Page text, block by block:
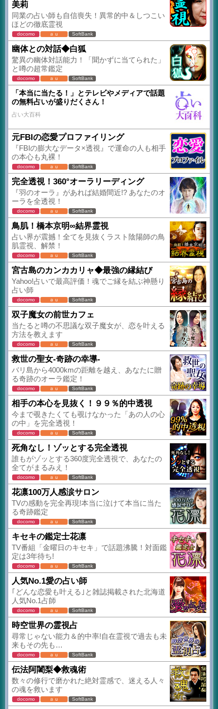
美莉
同業の占い師も自信喪失！異常的中＆しつこい
ほどの徹底霊視
docomo ａｕ SoftBank
幽体との対話◆白狐
驚異の幽体対話能力！「聞かずに当てられた」
と噂の超常鑑定
docomo ａｕ SoftBank
「本当に当たる！」とテレビやメディアで話題
の無料占いが盛りだくさん！
占い大百科
元FBIの恋愛プロファイリング
『FBIの膨大なデータ×透視』で運命の人も相手
の本心も丸裸！
docomo ａｕ SoftBank
完全透視！360°オーラリーディング
『羽のオーラ』があれば結婚間近!? あなたのオ
ーラを全透視！
docomo ａｕ SoftBank
鳥肌！橋本京明∞結界霊視
占い界が震撼！全てを見抜くラスト陰陽師の鳥
肌霊視、解禁！
docomo ａｕ SoftBank
宮古島のカンカカリャ◆最強の縁結び
Yahoo!占いで最高評価！魂でご縁を結ぶ神懸り
占い師
docomo ａｕ SoftBank
双子魔女の前世カフェ
当たると噂の不思議な双子魔女が、恋を叶える
方法を教えます
docomo ａｕ SoftBank
救世の聖女-奇跡の幸導-
バリ島から4000kmの距離を越え、あなたに贈
る奇跡のオーラ鑑定！
docomo ａｕ SoftBank
相手の本心を見抜く！９９％的中透視
今まで覗きたくても覗けなかった「あの人の心
の中」を完全透視！
docomo ａｕ SoftBank
死角なし！ゾッとする完全透視
誰もがゾッとする360度完全透視で、あなたの
全てがまるみえ！
docomo ａｕ SoftBank
花凛100万人感涙サロン
TVの感動を完全再現!本当に泣けて本当に当た
る奇跡鑑定
docomo ａｕ SoftBank
キセキの鑑定士花凛
TV番組「金曜日のキセキ」で話題沸騰！対面鑑
定は3年待ち!
docomo ａｕ SoftBank
人気No.1愛の占い師
｢どんな恋愛も叶える｣と雑誌掲載された北海道
人気No.1占師
docomo ａｕ SoftBank
時空世界の霊視占
尋常じゃない能力＆的中率!自在霊視で過去も未
来もその先も…
docomo ａｕ SoftBank
伝法阿闍梨◆救魂術
数々の修行で磨かれた絶対霊感で、迷える人々
の魂を救います
docomo ａｕ SoftBank